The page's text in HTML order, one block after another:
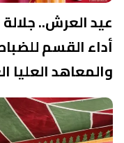
عيد العرش..
أداء القسم
والمعاهد